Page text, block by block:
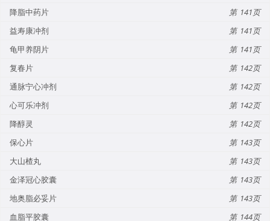
降脂中药片
141
益寿康冲剂
141
龟甲养阴片
141
复春片
142
通脉宁心冲剂
142
心可乐冲剂
142
降醇灵
142
保心片
143
大山楂丸
143
金泽冠心胶囊
143
地奥脂必妥片
143
血脂平胶囊
144